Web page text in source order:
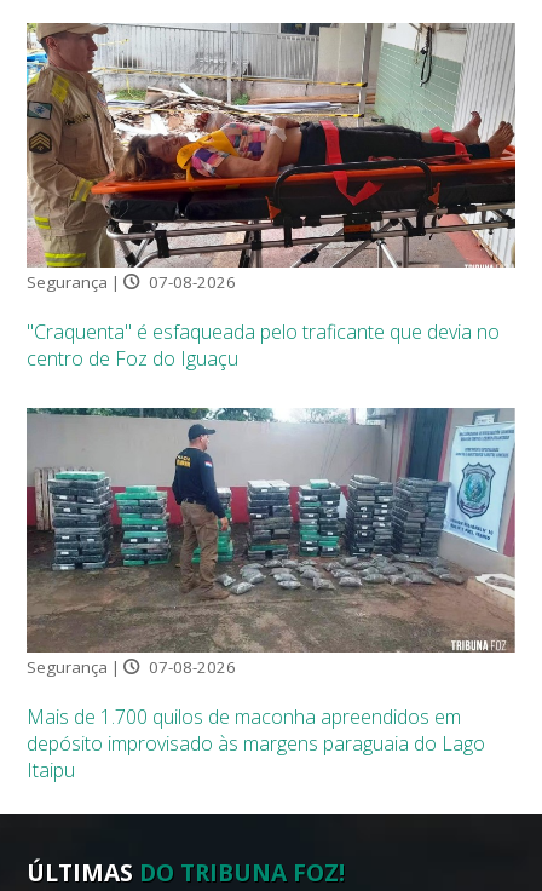
Segurança | 07-08-2026
"Craquenta" é esfaqueada pelo traficante que devia no
centro de Foz do Iguaçu
Segurança | 07-08-2026
Mais de 1.700 quilos de maconha apreendidos em
depósito improvisado às margens paraguaia do Lago
Itaipu
ÚLTIMAS DO TRIBUNA FOZ!